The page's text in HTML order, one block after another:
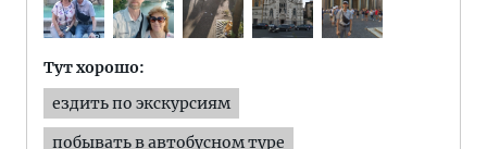
Тут хорошо:
ездить по экскурсиям
побывать в автобусном туре